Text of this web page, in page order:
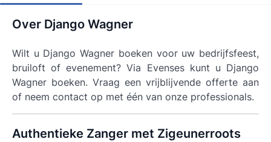
Over Django Wagner
Wilt u Django Wagner boeken voor uw bedrijfsfeest,
bruiloft of evenement? Via Evenses kunt u Django
Wagner boeken. Vraag een vrijblijvende offerte aan
of neem contact op met één van onze professionals.
Authentieke Zanger met Zigeunerroots